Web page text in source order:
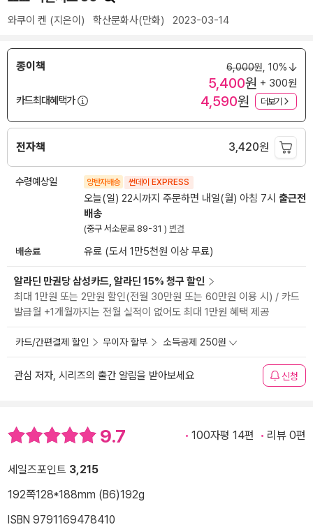
와쿠이 켄 (지은이) 학산문화사(만화) 2023-03-14
종이책 6,000원, 10%
5,400원 + 300원
카드최대혜택가
4,590원 더보기
전자책 3,420원
수령예상일 양탄자배송 썬데이 EXPRESS
오늘(일) 22시까지 주문하면 내일(월) 아침 7시 출근전
배송
(중구 서소문로 89-31 ) 변경
배송료 유료 (도서 1만5천원 이상 무료)
알라딘 만권당 삼성카드, 알라딘 15% 청구 할인
최대 1만원 또는 2만원 할인(전월 30만원 또는 60만원 이용 시) / 카드
발급월 +1개월까지는 전월 실적이 없어도 최대 1만원 혜택 제공
카드/간편결제 할인 무이자 할부 소득공제 250원
관심 저자, 시리즈의 출간 알림을 받아보세요 신청
9.7 100자평 14편 리뷰 0편
세일즈포인트 3,215
192쪽128*188mm (B6)192g
ISBN 9791169478410